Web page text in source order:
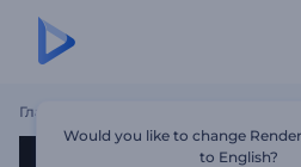
Главная
Would you like to change
to English?